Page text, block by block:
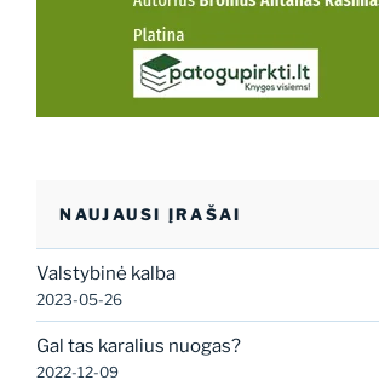
NAUJAUSI ĮRAŠAI
Valstybinė kalba
2023-05-26
Gal tas karalius nuogas?
2022-12-09